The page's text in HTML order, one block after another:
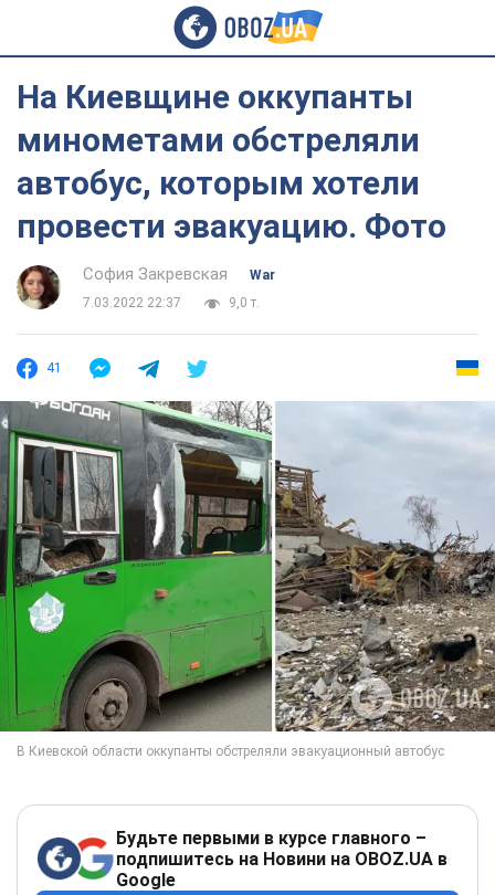
На Киевщине оккупанты
минометами обстреляли
автобус, которым хотели
провести эвакуацию. Фото
София Закревская
War
7.03.2022 22:37
9,0 т.
41
Будьте первыми в курсе главного –
подпишитесь на Новини на OBOZ.UA в
Google